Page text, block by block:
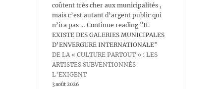
coûtent très cher aux municipalités ,
mais c’est autant d’argent public qui
n’ira pas … Continue reading "IL
EXISTE DES GALERIES MUNICIPALES
D’ENVERGURE INTERNATIONALE"
DE LA « CULTURE PARTOUT » : LES
ARTISTES SUBVENTIONNÉS
L’EXIGENT
3 août 2026